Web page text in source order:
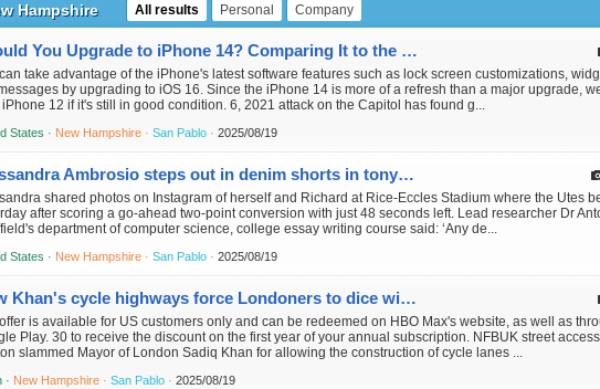
Hampshire All results Personal Company
Should You Upgrade to iPhone 14? Comparing It to the Past 6 Years of iPhones
take advantage of the iPhone's latest software features such as lock screen customizations,
by upgrading to iOS 16. Since the iPhone 14 is more of a refresh than a major upgrade,
12 if it's still in good condition. 6, 2021 attack on the Capitol has found g...
States · New Hampshire ·San Pablo ·2025/08/19
Alessandra Ambrosio steps out in denim shorts in tony Beverly Hills
shared photos on Instagram of herself and Richard at Rice-Eccles Stadium where the Utes
after scoring a go-ahead two-point conversion with just 48 seconds left. Lead researcher Dr
department of computer science, college essay writing course said: ‘Any de...
States · New Hampshire ·San Pablo ·2025/08/19
How Khan's cycle highways force Londoners to dice with death
is available for US customers only and can be redeemed on HBO Max's website, as well as
Play. 30 to receive the discount on the first year of your annual subscription. NFBUK street
slammed Mayor of London Sadiq Khan for allowing the construction of cycle lanes ...
· New Hampshire ·San Pablo ·2025/08/19